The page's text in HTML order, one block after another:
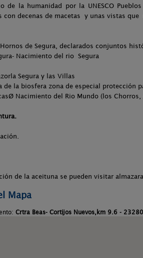
de la humanidad por la UNESCO
con decenas de macetas y unas vistas
Hornos de Segura, declarados conjuntos
Nacimiento del rio Segura
Segura y las Villas
de la biosfera zona de especial protección
Nacimiento del Rio Mundo (los Chorros,
de la aceituna se pueden visitar
Mapa
Crtra Beas- Cortijos Nuevos,km 9.6 -